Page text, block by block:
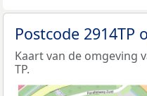
Postcode 2914TP
Kaart van de omgeving
TP.